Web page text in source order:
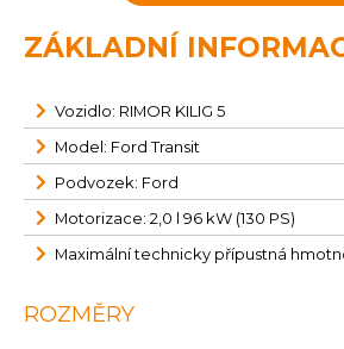
ZÁKLADNÍ
Vozidlo: RIMOR KILIG 5
Model: Ford Transit
Podvozek: Ford
Motorizace: 2,0 l 96 kW (130 PS)
Maximální technicky přípustná
ROZMĚRY